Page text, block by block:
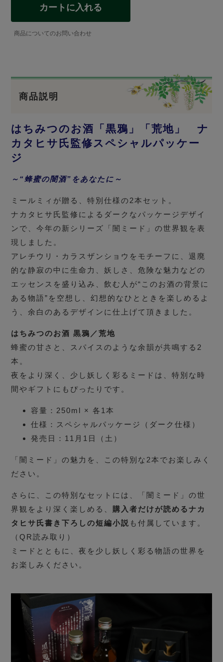
カートに入れる
商品についてのお問い合わせ
商品説明
はちみつのお酒「黒鴉」「荒地」 ナ
カタヒサ氏監修スペシャルパッケー
ジ
～“蜂蜜の闇酒”をあなたに～
ミールミィが贈る、特別仕様の2本セット。
ナカタヒサ氏監修によるダークなパッケージデザイ
ンで、今年の新シリーズ「闇ミード」の世界観を表
現しました。
アレチウリ・カラスザンショウをモチーフに、退廃
的な静寂の中に生命力、妖しさ、危険な魅力などの
エッセンスを盛り込み、飲む人が“このお酒の背景に
ある物語”を空想し、幻想的なひとときを楽しめるよ
う、余白のあるデザインに仕上げて頂きました。
はちみつのお酒 黒鴉／荒地
蜂蜜の甘さと、スパイスのような余韻が共鳴する2
本。
夜をより深く、少し妖しく彩るミードは、特別な時
間やギフトにもぴったりです。
容量：250ml × 各1本
仕様：スペシャルパッケージ（ダーク仕様）
発売日：11月1日（土）
「闇ミード」の魅力を、この特別な2本でお楽しみく
ださい。
さらに、この特別なセットには、「闇ミード」の世
界観をより深く楽しめる、 購入者だけが読めるナカ
タヒサ氏書き下ろしの短編小説 も付属しています。
（QR読み取り）
ミードとともに、夜を少し妖しく彩る物語の世界を
お楽しみください。